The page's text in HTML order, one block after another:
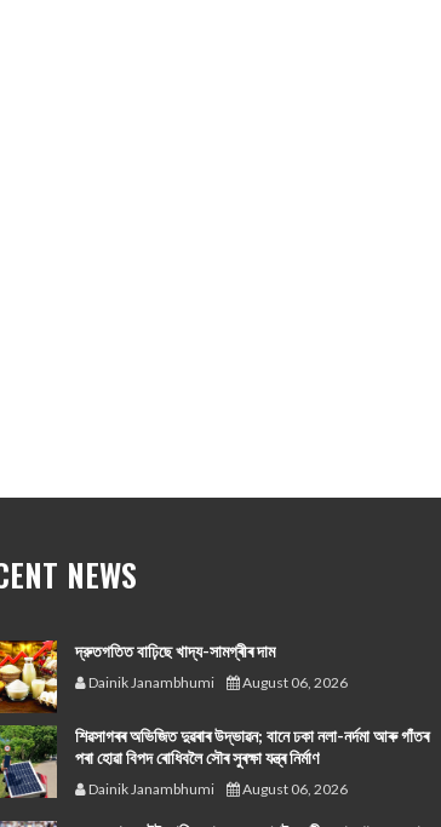
NEWS
দ্রুতগতিত বাঢ়িছে খাদ্য-সামগ্ৰীৰ দাম
Dainik Janambhumi August 06, 2026
শিৱসাগৰৰ অভিজিত দুৱৰাৰ উদ্ভাৱন; বানে ঢকা নলা-নৰ্দমা আৰু গাঁতৰ
পৰা হোৱা বিপদ ৰোধিবলৈ সৌৰ সুৰক্ষা যন্ত্ৰ নিৰ্মাণ
Dainik Janambhumi August 06, 2026